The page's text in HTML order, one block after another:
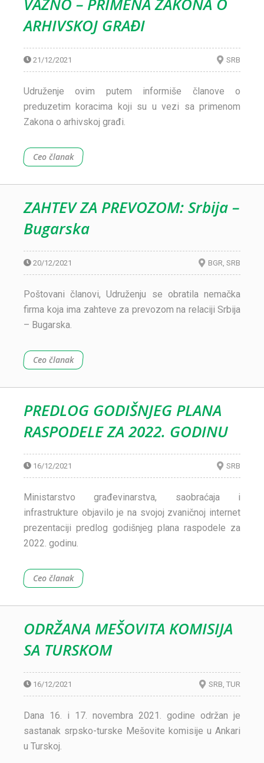
ARHIVSKOJ GRAĐI
21/12/2021 SRB
Udruženje ovim putem informiše članove o
preduzetim koracima koji su u vezi sa primenom
Zakona o arhivskoj građi.
Ceo članak
ZAHTEV ZA PREVOZOM: Srbija –
Bugarska
20/12/2021 BGR SRB
Poštovani članovi, Udruženju se obratila nemačka
firma koja ima zahteve za prevozom na relaciji Srbija
– Bugarska.
Ceo članak
PREDLOG GODIŠNJEG PLANA
RASPODELE ZA 2022. GODINU
16/12/2021 SRB
Ministarstvo građevinarstva, saobraćaja i
infrastrukture objavilo je na svojoj zvaničnoj internet
prezentaciji predlog godišnjeg plana raspodele za
2022. godinu.
Ceo članak
ODRŽANA MEŠOVITA KOMISIJA
SA TURSKOM
16/12/2021 SRB TUR
Dana 16. i 17. novembra 2021. godine održan je
sastanak srpsko-turske Mešovite komisije u Ankari
u Turskoj.